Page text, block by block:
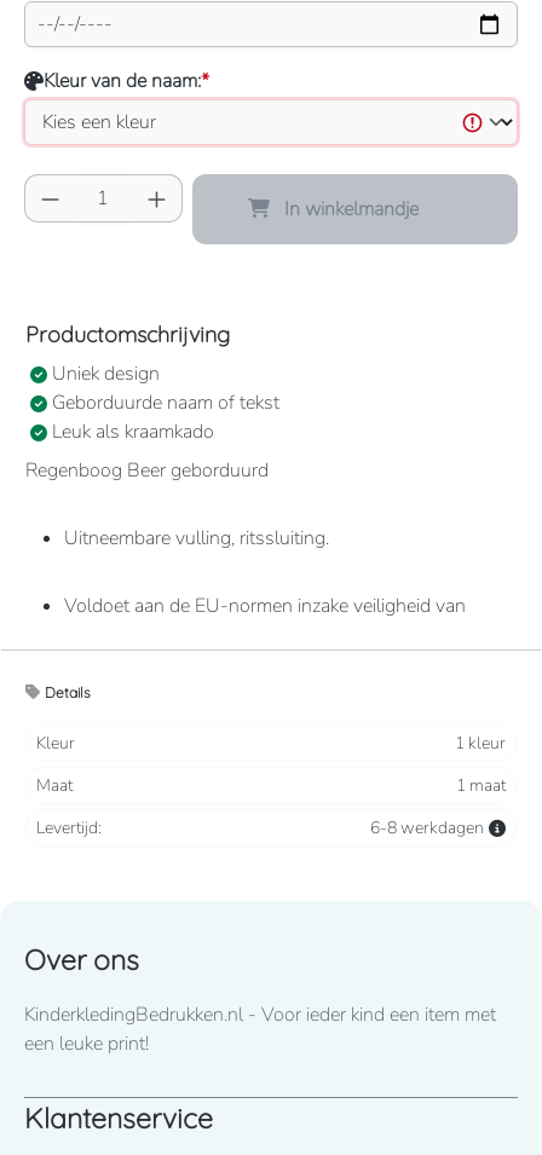
Kleur van de naam:*
Producthoeveelheid: Voer de gewenste
In winkelmandje
Productomschrijving
Uniek design
Geborduurde naam of tekst
Leuk als kraamkado
Regenboog Beer geborduurd
Uitneembare vulling, ritssluiting.
Voldoet aan de EU-normen inzake veiligheid van
Pluche 100%polyester Opgenaaide ogen en mond in een
contrasterende kleur. Crèmekleurig paneel op buik en
EN71 voor veilig speelgoed. Geschikt voor alle leeftijden.
Details
Kleur
1 kleur
Maat
1 maat
Levertijd:
6-8 werkdagen
Over ons
KinderkledingBedrukken.nl - Voor ieder kind een item met
een leuke print!
Klantenservice